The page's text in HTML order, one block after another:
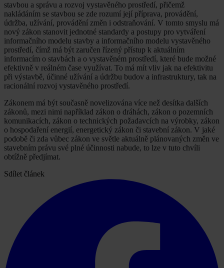
stavbou a správu a rozvoj vystavěného prostředí, přičemž
nakládáním se stavbou se zde rozumí její příprava, provádění,
údržba, užívání, provádění změn i odstraňování. V tomto smyslu má
nový zákon stanovit jednotné standardy a postupy pro vytváření
informačního modelu stavby a informačního modelu vystavěného
prostředí, čímž má být zaručen řízený přístup k aktuálním
informacím o stavbách a o vystavěném prostředí, které bude možné
efektivně v reálném čase využívat. To má mít vliv jak na efektivitu
při výstavbě, účinné užívání a údržbu budov a infrastruktury, tak na
racionální rozvoj vystavěného prostředí.
Zákonem má být současně novelizována více než desítka dalších
zákonů, mezi nimi například zákon o dráhách, zákon o pozemních
komunikacích, zákon o technických požadavcích na výrobky, zákon
o hospodaření energií, energetický zákon či stavební zákon. V jaké
podobě či zda vůbec zákon ve světle aktuálně plánovaných změn ve
stavebním právu své plné účinnosti nabude, to lze v tuto chvíli
obtížně předjímat.
Sdílet článek